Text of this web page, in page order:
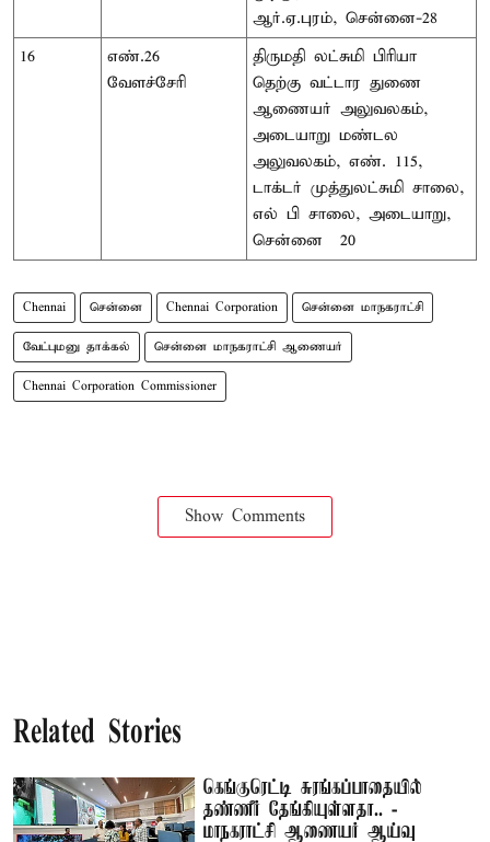
ஆர்.ஏ.புரம், சென்னை-28
16
எண்.26
வேளச்சேரி
திருமதி லட்சுமி பிரியா
தெற்கு வட்டார துணை
ஆணையர் அலுவலகம்,
அடையாறு மண்டல
அலுவலகம், எண். 115,
டாக்டர் முத்துலட்சுமி சாலை,
எல் பி சாலை, அடையாறு,
சென்னை – 20
Chennai சென்னை Chennai Corporation சென்னை மாநகராட்சி
வேட்புமனு தாக்கல் சென்னை மாநகராட்சி ஆணையர்
Chennai Corporation Commissioner
Show Comments
Related Stories
கெங்குரெட்டி சுரங்கப்பாதையில்
தண்ணீர் தேங்கியுள்ளதா.. -
மாநகராட்சி ஆணையர் ஆய்வு